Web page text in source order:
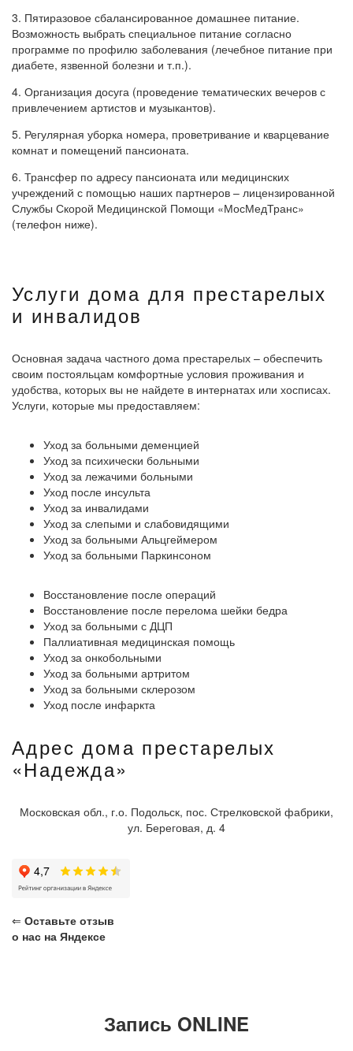
3. Пятиразовое сбалансированное домашнее питание.
Возможность выбрать специальное питание согласно
программе по профилю заболевания (лечебное питание при
диабете, язвенной болезни и т.п.).
4. Организация досуга (проведение тематических вечеров с
привлечением артистов и музыкантов).
5. Регулярная уборка номера, проветривание и кварцевание
комнат и помещений пансионата.
6. Трансфер по адресу пансионата или медицинских
учреждений с помощью наших партнеров – лицензированной
Службы Скорой Медицинской Помощи «МосМедТранс»
(телефон ниже).
Услуги дома для престарелых
и инвалидов
Основная задача частного дома престарелых – обеспечить
своим постояльцам комфортные условия проживания и
удобства, которых вы не найдете в интернатах или хосписах.
Услуги, которые мы предоставляем:
Уход за больными деменцией
Уход за психически больными
Уход за лежачими больными
Уход после инсульта
Уход за инвалидами
Уход за слепыми и слабовидящими
Уход за больными Альцгеймером
Уход за больными Паркинсоном
Восстановление после операций
Восстановление после перелома шейки бедра
Уход за больными с ДЦП
Паллиативная медицинская помощь
Уход за онкобольными
Уход за больными артритом
Уход за больными склерозом
Уход после инфаркта
Адрес дома престарелых
«Надежда»
Московская обл., г.о. Подольск, пос. Стрелковской фабрики,
ул. Береговая, д. 4
⇐ Оставьте отзыв
о нас на Яндексе
Запись ONLINE